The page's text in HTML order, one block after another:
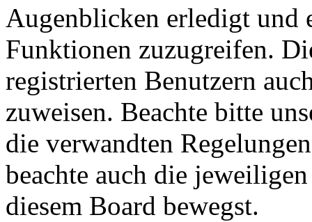
Augenblicken erledigt und
Funktionen zuzugreifen.
registrierten Benutzern
zuweisen. Beachte bitte
die verwandten
beachte auch die
diesem Board bewegst.